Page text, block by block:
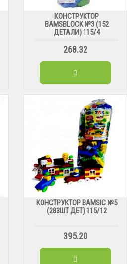
КОНСТРУКТОР
BAMSBLOCK №3 (152
ДЕТАЛИ) 115/4
268.32
КОНСТРУКТОР BAMSIC №5
(283ШТ ДЕТ) 115/12
395.20